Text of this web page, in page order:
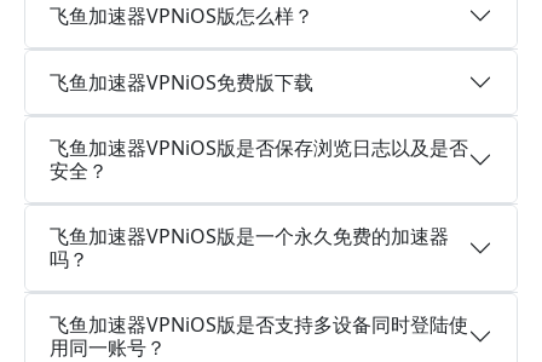
飞鱼加速器VPNiOS版怎么样？
飞鱼加速器VPNiOS免费版下载
飞鱼加速器VPNiOS版是否保存浏览日志以及是否
安全？
飞鱼加速器VPNiOS版是一个永久免费的加速器
吗？
飞鱼加速器VPNiOS版是否支持多设备同时登陆使
用同一账号？